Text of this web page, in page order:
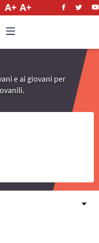
e ai giovani per